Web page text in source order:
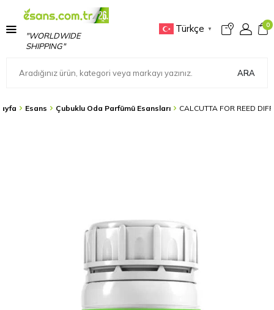
"WORLDWIDE
SHIPPING"
Türkçe ▼
0
ARA
Esans Çubuklu Oda Parfümü Esansları CALCUTTA FOR REED